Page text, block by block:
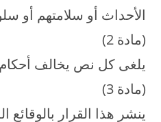
الأحداث أو سلامتهم أو
(مادة 2)
يلغى كل نص يخالف أحكام
(مادة 3)
ينشر هذا القرار